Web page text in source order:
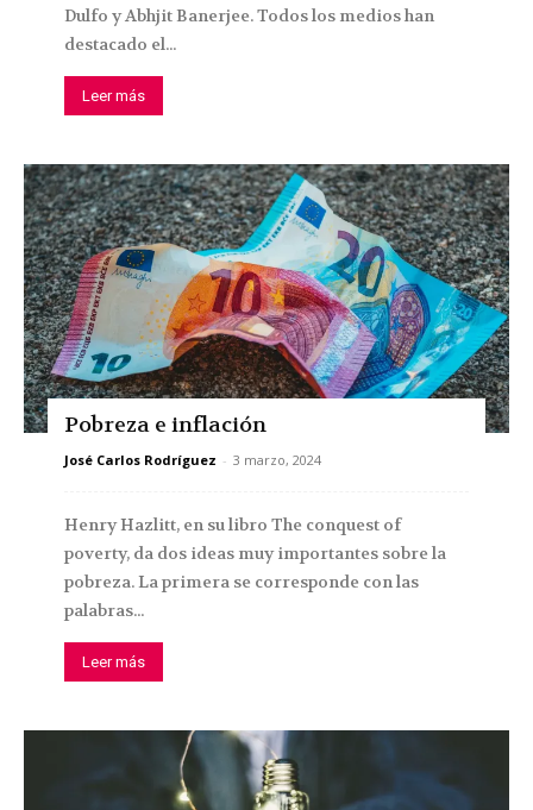
Dulfo y Abhjit Banerjee. Todos los medios han
destacado el...
Leer más
Pobreza e inflación
José Carlos Rodríguez - 3 marzo, 2024
Henry Hazlitt, en su libro The conquest of
poverty, da dos ideas muy importantes sobre la
pobreza. La primera se corresponde con las
palabras...
Leer más